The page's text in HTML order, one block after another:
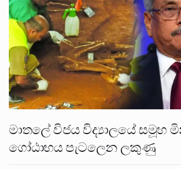
මාතලේ විජය විද්‍යාලයේ සමූහ
ගෝඨාභය පැටලෙන ලකුණු